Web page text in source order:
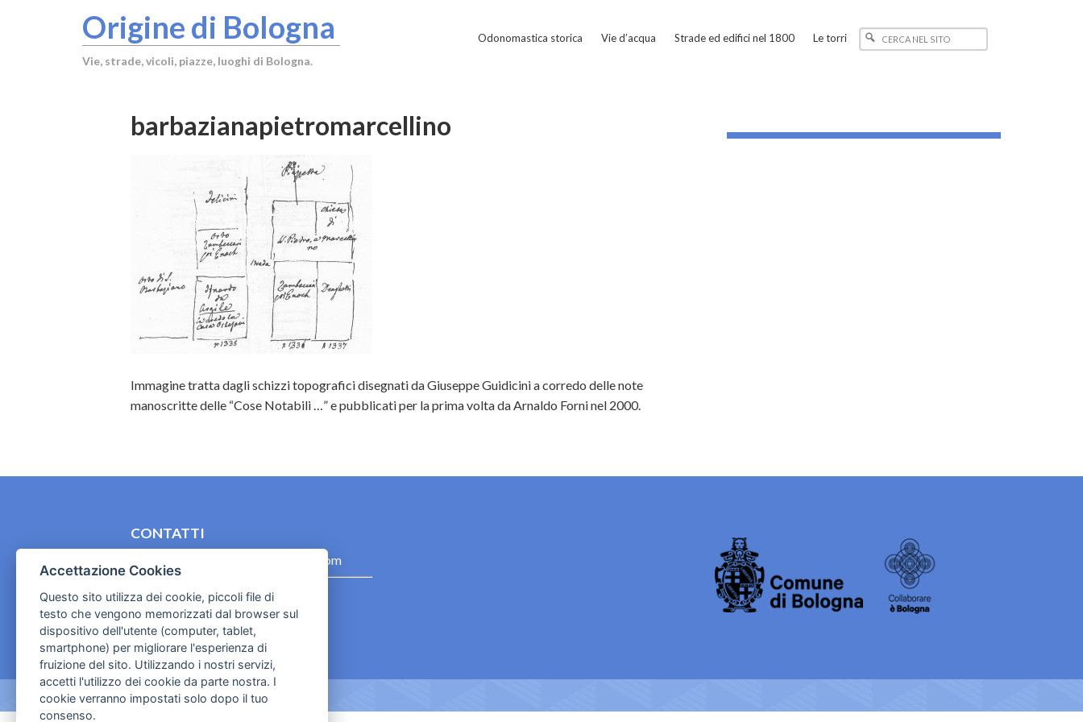
Origine di Bologna
Vie, strade, vicoli, piazze, luoghi di Bologna.
Odonomastica storica Vie d’acqua Strade ed edifici nel 1800 Le torri
barbazianapietromarcellino
Immagine tratta dagli schizzi topografici disegnati da Giuseppe Guidicini a corredo delle note
manoscritte delle “Cose Notabili …” e pubblicati per la prima volta da Arnaldo Forni nel 2000.
CONTATTI
contact.originebologna@gmail.com
Cookies e informativa privacy
Accettazione Cookies
Questo sito utilizza dei cookie, piccoli file di
testo che vengono memorizzati dal browser sul
dispositivo dell'utente (computer, tablet,
smartphone) per migliorare l'esperienza di
fruizione del sito. Utilizzando i nostri servizi,
accetti l'utilizzo dei cookie da parte nostra. I
cookie verranno impostati solo dopo il tuo
consenso.